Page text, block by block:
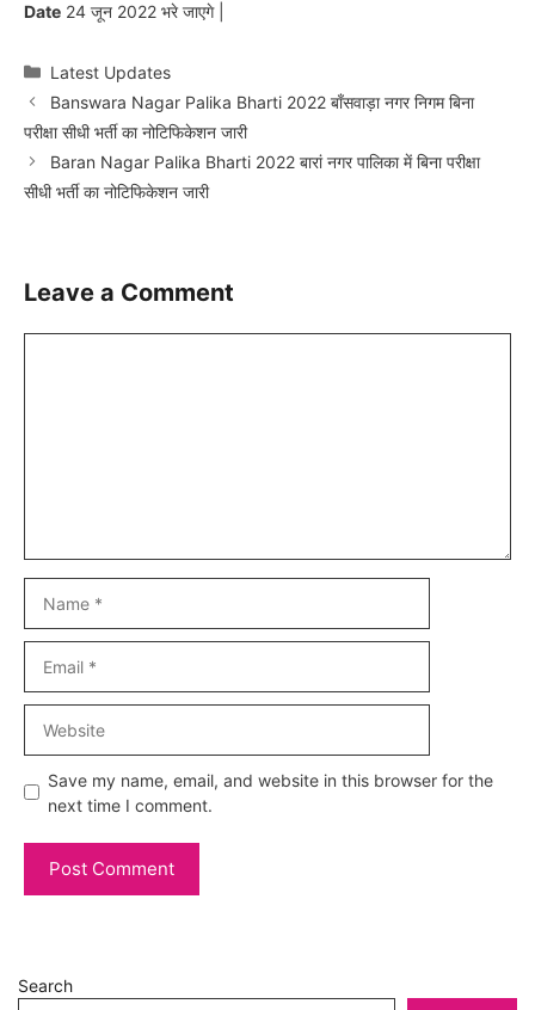
Date 24 जून 2022 भरे जाएगे |
Categories
Latest Updates
Banswara Nagar Palika Bharti 2022 बाँसवाड़ा नगर निगम बिना
परीक्षा सीधी भर्ती का नोटिफिकेशन जारी
Baran Nagar Palika Bharti 2022 बारां नगर पालिका में बिना परीक्षा
सीधी भर्ती का नोटिफिकेशन जारी
Leave a Comment
Save my name, email, and website in this browser for the
next time I comment.
Search